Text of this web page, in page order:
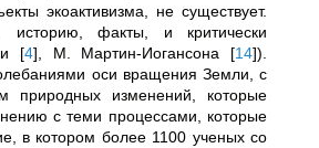
экоактивизма, не существует.
историю, факты, и критически
[4] , М. Мартин-Иогансона [14]).
оси вращения Земли, с
природных изменений, которые
с теми процессами, которые
в котором более 1100 ученых со